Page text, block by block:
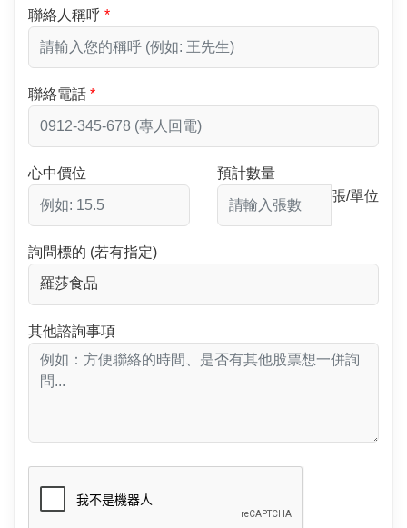
聯絡人稱呼
聯絡電話
心中價位
預計數量
張/單位
詢問標的 (若有指定)
其他諮詢事項